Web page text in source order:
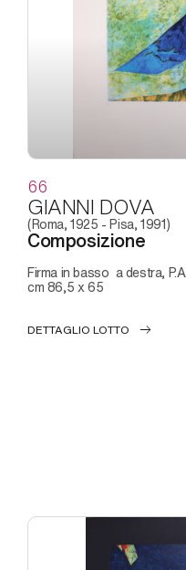
66
GIANNI DOVA
(Roma, 1925 - Pisa, 1991)
Composizione
Firma in basso a destra, P.A. in basso a sinistra, Acquaforte,
cm 86,5 x 65
DETTAGLIO LOTTO